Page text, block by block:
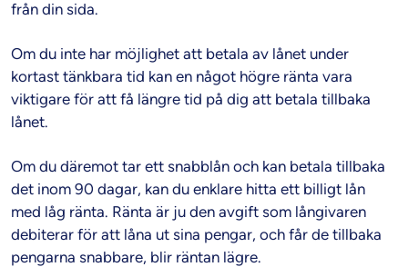
från din sida.
Om du inte har möjlighet att betala av lånet under
kortast tänkbara tid kan en något högre ränta vara
viktigare för att få längre tid på dig att betala tillbaka
lånet.
Om du däremot tar ett snabblån och kan betala tillbaka
det inom 90 dagar, kan du enklare hitta ett billigt lån
med låg ränta. Ränta är ju den avgift som långivaren
debiterar för att låna ut sina pengar, och får de tillbaka
pengarna snabbare, blir räntan lägre.